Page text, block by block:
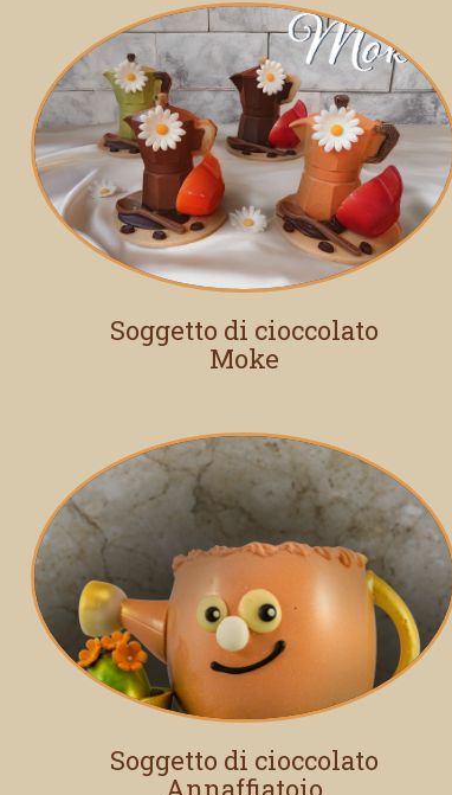
Soggetto di cioccolato
Moke
Soggetto di cioccolato